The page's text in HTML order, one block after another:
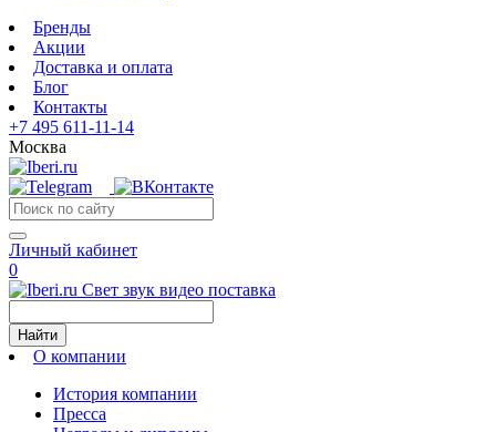
Бренды
Акции
Доставка и оплата
Блог
Контакты
+7 495 611-11-14
Москва
Личный кабинет
0
Свет звук видео поставка
Найти
О компании
История компании
Пресса